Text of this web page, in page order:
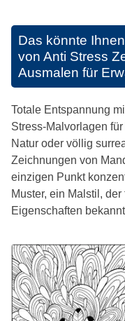
Das könnte
von Anti Stress
Ausmalen für
Totale Entspannung
Stress-Malvorlagen
Natur oder völlig
Zeichnungen von
einzigen Punkt
Muster, ein Malstil,
Eigenschaften